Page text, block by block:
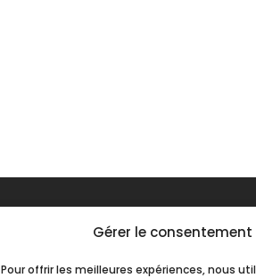
Gérer le
Pour offrir les meilleures expériences, nous